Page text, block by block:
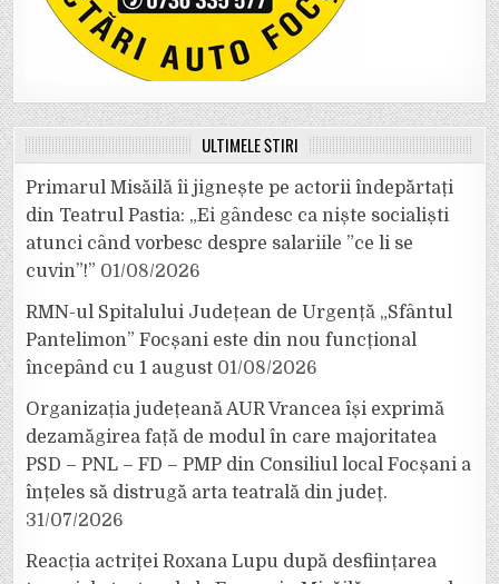
ULTIMELE ȘTIRI
Primarul Misăilă îi jignește pe actorii îndepărtați
din Teatrul Pastia: „Ei gândesc ca niște socialiști
atunci când vorbesc despre salariile ”ce li se
cuvin”!” 01/08/2026
RMN-ul Spitalului Județean de Urgență „Sfântul
Pantelimon” Focșani este din nou funcțional
începând cu 1 august 01/08/2026
Organizația județeană AUR Vrancea își exprimă
dezamăgirea față de modul în care majoritatea
PSD – PNL – FD – PMP din Consiliul local Focșani a
înțeles să distrugă arta teatrală din județ.
31/07/2026
Reacția actriței Roxana Lupu după desființarea